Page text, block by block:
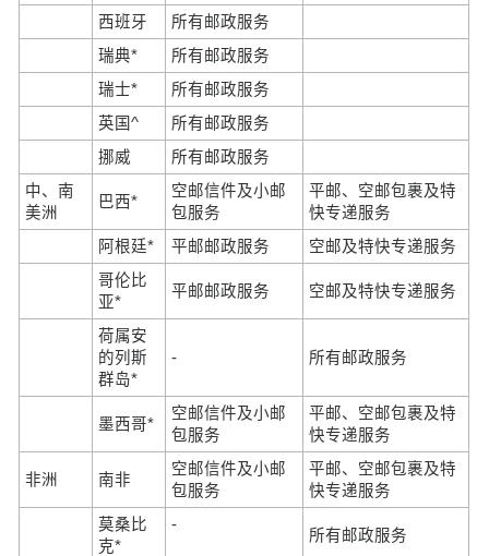
西班牙
所有邮政服务
瑞典*
所有邮政服务
瑞士*
所有邮政服务
英国^
所有邮政服务
挪威
所有邮政服务
中、南
美洲
巴西*
空邮信件及小邮
包服务
平邮、空邮包裹及特
快专递服务
阿根廷*
平邮邮政服务
空邮及特快专递服务
哥伦比
亚*
平邮邮政服务 空邮及特快专递服务
荷属安
的列斯
群岛*
- 所有邮政服务
墨西哥*
空邮信件及小邮
包服务
平邮、空邮包裹及特
快专递服务
非洲 南非
空邮信件及小邮
包服务
平邮、空邮包裹及特
快专递服务
莫桑比
克*
-
所有邮政服务